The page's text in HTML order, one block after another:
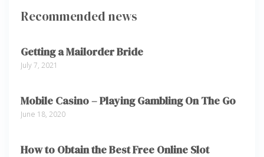
Recommended news
Getting a Mailorder Bride
July 7, 2021
Mobile Casino – Playing Gambling On The Go
June 18, 2020
How to Obtain the Best Free Online Slot